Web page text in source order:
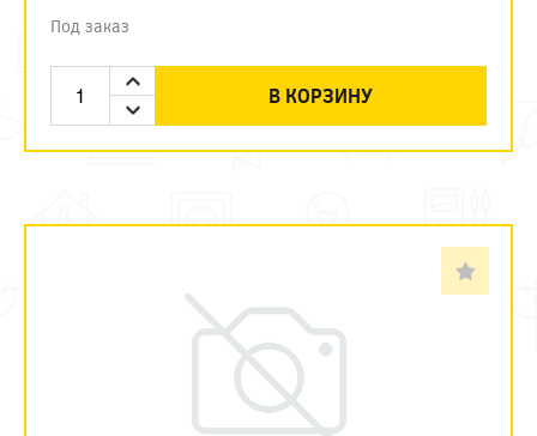
Под заказ
В КОРЗИНУ